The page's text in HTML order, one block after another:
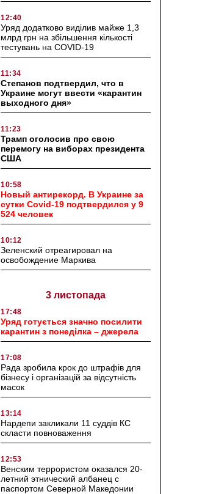
12:40
Уряд додатково виділив майже 1,3
млрд грн на збільшення кількості
тестувань на COVID-19
11:34
Степанов подтвердил, что в
Украине могут ввести «карантин
выходного дня»
11:23
Трамп оголосив про свою
перемогу на виборах президента
США
10:58
Новый антирекорд. В Украине за
сутки Covid-19 подтвердился у 9
524 человек
10:12
Зеленский отреагировал на
освобождение Маркива
3 листопада
17:48
Уряд готується значно посилити
карантин з понеділка – джерела
17:08
Рада зробила крок до штрафів для
бізнесу і організацій за відсутність
масок
13:14
Нардепи закликали 11 суддів КС
скласти повноваження
12:53
Венским террористом оказался 20-
летний этнический албанец с
паспортом Северной Македонии